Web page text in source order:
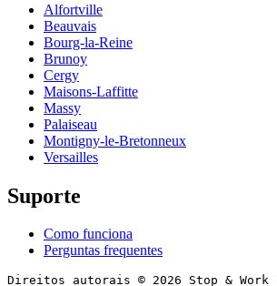
Alfortville
Beauvais
Bourg-la-Reine
Brunoy
Cergy
Maisons-Laffitte
Massy
Palaiseau
Montigny-le-Bretonneux
Versailles
Suporte
Como funciona
Perguntas frequentes
Direitos autorais © 2026 Stop & Work